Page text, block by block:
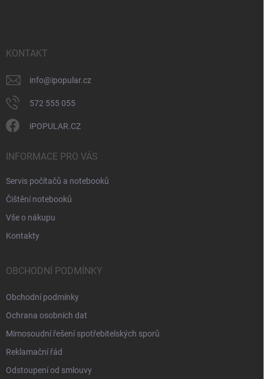
KONTAKT
info@ipopular.cz
572 555 055
iPOPULAR.CZ
INFORMACE PRO VÁS
Servis počítačů a notebooků
Čištění notebooků
Vše o nákupu
Kontakty
OBCHODNÍ PODMÍNKY
Obchodní podmínky
Ochrana osobních dat
Mimosoudní řešení spotřebitelských sporů
Reklamační řád
Odstoupení od smlouvy